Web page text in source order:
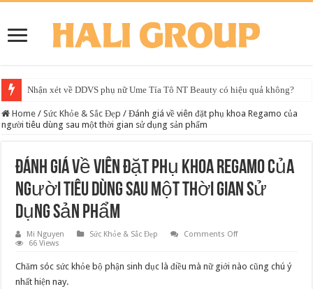
Nhận xét về DDVS phụ nữ Ume Tía Tô NT Beauty có hiệu quả không?
Home / Sức Khỏe & Sắc Đẹp / Đánh giá về viên đặt phụ khoa Regamo của
người tiêu dùng sau một thời gian sử dụng sản phẩm
Đánh giá về viên đặt phụ khoa Regamo của
người tiêu dùng sau một thời gian sử
dụng sản phẩm
Mi Nguyen Sức Khỏe & Sắc Đẹp Comments Offon
về
viên
66 Views
Chăm sóc sức khỏe bộ phận sinh dục là điều mà nữ giới nào cũng chú ý
nhất hiện nay.